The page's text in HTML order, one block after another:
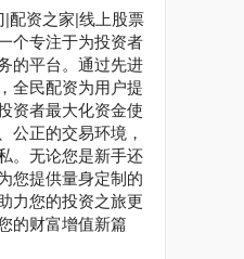
配资之家|线上股票
个专注于为投资者
的平台。通过先进
全民配资为用户提
资者最大化资金使
公正的交易环境，
。无论您是新手还
您提供量身定制的
力您的投资之旅更
的财富增值新篇